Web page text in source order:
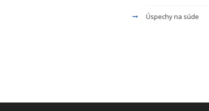
Úspechy na súde